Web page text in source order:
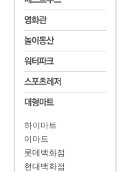
하이마트
이마트
롯데백화점
현대백화점